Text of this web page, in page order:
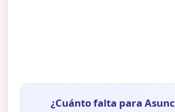
¿Cuánto falta para